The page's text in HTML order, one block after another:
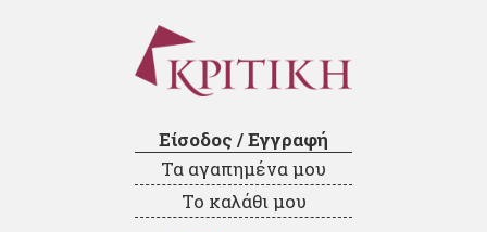
Είσοδος / Εγγραφή
Τα αγαπημένα μου
Το καλάθι μου